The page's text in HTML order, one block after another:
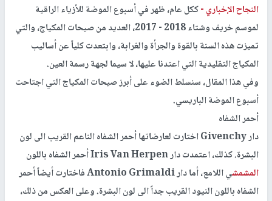
النجاح الإخباري -ككل عام، ظهر في أسبوع الموضة للأزياء الراقية
لموسم خريف وشتاء 2018 - 2017، العديد من صيحات المكياج، والتي
تميزت هذه السنة بالقوة والجرأة والغرابة، وابتعدت كلياً عن أساليب
المكياج التقليدية التي اعتدنا عليها، لا سيما لجهة رسمة العين.
وفي هذا المقال، سنسلط الضوء على أبرز صيحات المكياج التي اجتاحت
أسبوع الموضة الباريسي.
أحمر الشفاه
دار Givenchy اختارت لعارضاتها أحمر الشفاه الناعم القريب الى لون
البشرة. كذلك، اعتمدت دار Iris Van Herpen أحمر الشفاه باللون
المشمش
ي اللامع، أما دار Antonio Grimaldi فاختارت أيضاً أحمر
الشفاه باللون النيود القريب جداً الى لون البشرة. وعلى العكس من ذلك،